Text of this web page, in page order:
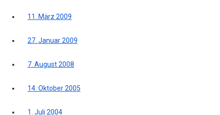
11. März 2009
27. Januar 2009
7. August 2008
14. Oktober 2005
1. Juli 2004